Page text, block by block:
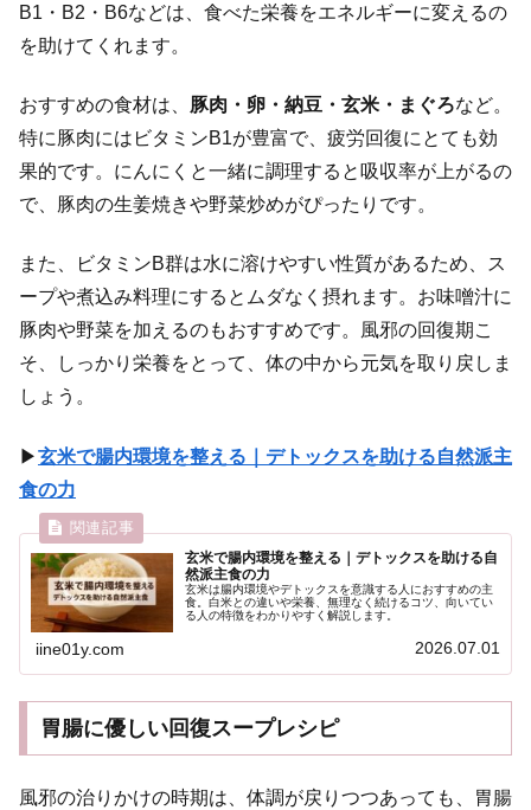
B1・B2・B6などは、食べた栄養をエネルギーに変えるの
を助けてくれます。
おすすめの食材は、 豚肉・卵・納豆・玄米・まぐろなど。
特に豚肉にはビタミンB1が豊富で、疲労回復にとても効
果的です。にんにくと一緒に調理すると吸収率が上がるの
で、豚肉の生姜焼きや野菜炒めがぴったりです。
また、ビタミンB群は水に溶けやすい性質があるため、ス
ープや煮込み料理にするとムダなく摂れます。お味噌汁に
豚肉や野菜を加えるのもおすすめです。風邪の回復期こ
そ、しっかり栄養をとって、体の中から元気を取り戻しま
しょう。
▶玄米で腸内環境を整える｜デトックスを助ける自然派主
食の力
玄米で腸内環境を整える｜デトックスを助ける自
然派主食の力
玄米は腸内環境やデトックスを意識する人におすすめの主
食。白米との違いや栄養、無理なく続けるコツ、向いてい
る人の特徴をわかりやすく解説します。
iine01y.com 2026.07.01
胃腸に優しい回復スープレシピ
風邪の治りかけの時期は、体調が戻りつつあっても、胃腸